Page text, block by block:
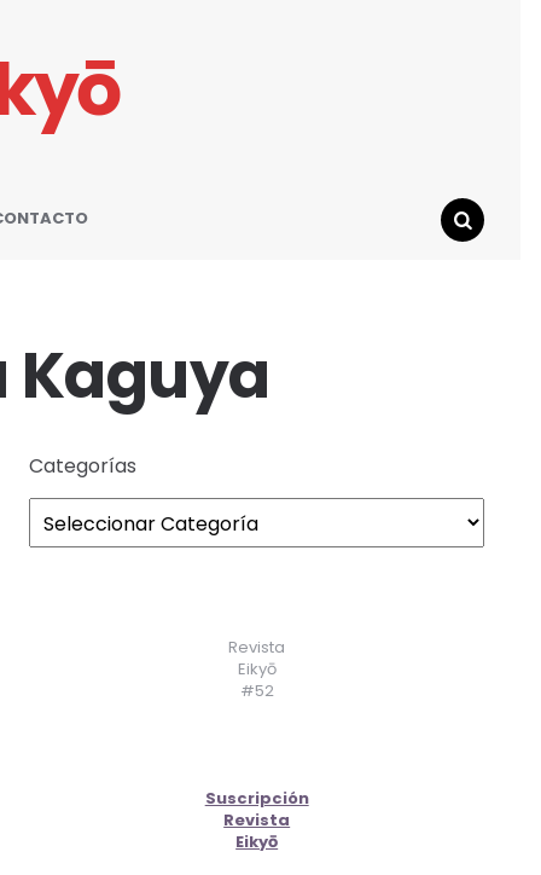
Kaguya
Categorías
Revista
Eikyō
#52
Suscripción
Revista
Eikyō